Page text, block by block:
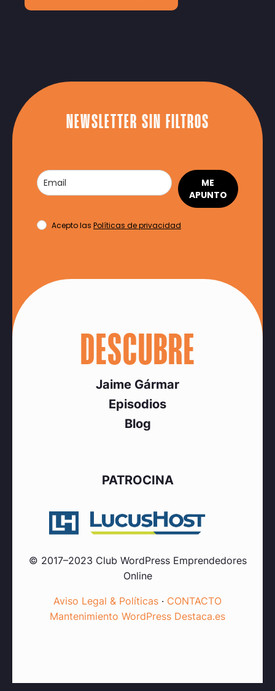
NEWSLETTER SIN FILTROS
ME
APUNTO
Acepto las Políticas de privacidad
DESCUBRE
Jaime Gármar
Episodios
Blog
PATROCINA
© 2017–2023 Club WordPress Emprendedores
Online
Aviso Legal & Políticas · CONTACTO
Mantenimiento WordPress Destaca.es